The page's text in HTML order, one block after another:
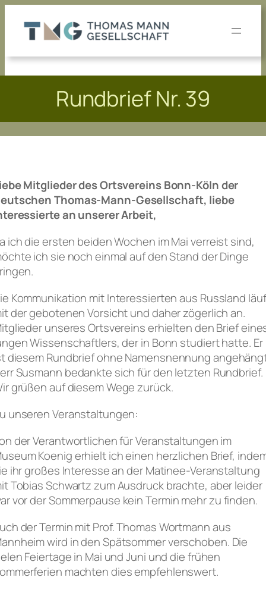
Inhalt
springen
Rundbrief Nr. 39
Mitglieder des Ortsvereins Bonn-Köln der
Thomas-Mann-Gesellschaft, liebe
an unserer Arbeit,
ich die ersten beiden Wochen im Mai verreist sind,
ich sie noch einmal auf den Stand der Dinge
Kommunikation mit Interessierten aus Russland
der gebotenen Vorsicht und daher zögerlich an.
unseres Ortsvereins erhielten den Brief
Wissenschaftlers, der in Bonn studiert hatte. Er
diesem Rundbrief ohne Namensnennung
Susmann bedankte sich für den letzten Rundbrief.
grüßen auf diesem Wege zurück.
unseren Veranstaltungen:
der Verantwortlichen für Veranstaltungen im
Koenig erhielt ich einen herzlichen Brief,
ihr großes Interesse an der Matinee-Veranstaltung
Tobias Schwartz zum Ausdruck brachte, aber leider
vor der Sommerpause kein Termin mehr zu finden.
der Termin mit Prof. Thomas Wortmann aus
wird in den Spätsommer verschoben. Die
Feiertage in Mai und Juni und die frühen
machten dies empfehlenswert.